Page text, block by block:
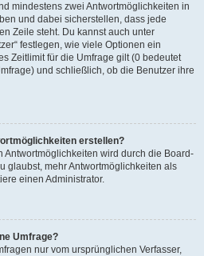
mindestens zwei Antwortmöglichkeiten in
und dabei sicherstellen, dass jede
Zeile steht. Du kannst auch unter
festlegen, wie viele Optionen ein
Zeitlimit für die Umfrage gilt (0 bedeutet
und schließlich, ob die Benutzer ihre
erstellen?
Antwortmöglichkeiten wird durch die Board-
glaubst, mehr Antwortmöglichkeiten als
einen Administrator.
Umfrage?
nur vom ursprünglichen Verfasser,